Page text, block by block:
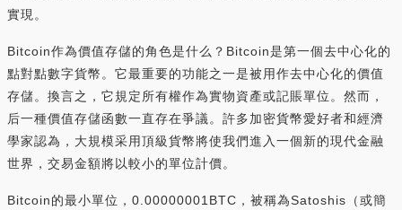
實現。
Bitcoin作為價值存儲的角色是什么？Bitcoin是第一個去中心化的
點對點數字貨幣。它最重要的功能之一是被用作去中心化的價值
存儲。換言之，它規定所有權作為實物資產或記賬單位。然而，
后一種價值存儲函數一直存在爭議。許多加密貨幣愛好者和經濟
學家認為，大規模采用頂級貨幣將使我們進入一個新的現代金融
世界，交易金額將以較小的單位計價。
Bitcoin的最小單位，0.00000001BTC，被稱為Satoshis（或簡